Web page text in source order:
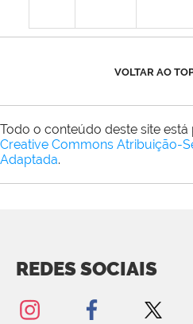
VOLTAR AO
Todo o conteúdo deste site
Creative Commons Atribuição-
Adaptada.
REDES SOCIAIS